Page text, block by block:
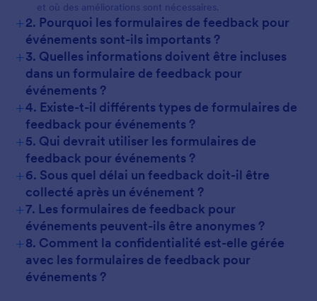
et où des améliorations sont nécessaires.
+2. Pourquoi les formulaires de feedback pour
événements sont-ils importants ?
+3. Quelles informations doivent être incluses
dans un formulaire de feedback pour
événements ?
+4. Existe-t-il différents types de formulaires de
feedback pour événements ?
+5. Qui devrait utiliser les formulaires de
feedback pour événements ?
+6. Sous quel délai un feedback doit-il être
collecté après un événement ?
+7. Les formulaires de feedback pour
événements peuvent-ils être anonymes ?
+8. Comment la confidentialité est-elle gérée
avec les formulaires de feedback pour
événements ?